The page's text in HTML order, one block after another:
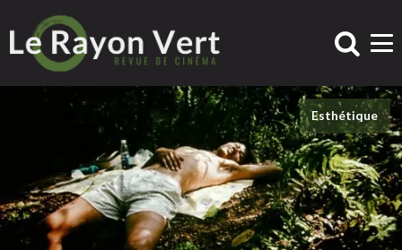
Esthétique